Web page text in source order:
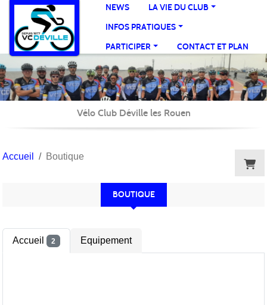
NEWS
LA VIE DU CLUB
INFOS PRATIQUES
PARTICIPER
CONTACT ET PLAN
Vélo Club Déville les Rouen
Accueil Boutique
BOUTIQUE
Accueil 2 Equipement
Panneau de gestion des cookies